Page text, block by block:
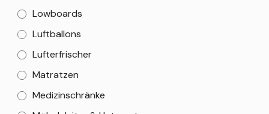
Lowboards
Luftballons
Lufterfrischer
Matratzen
Medizinschränke